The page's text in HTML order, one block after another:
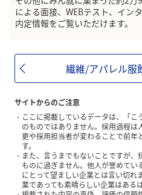
による面接、WEBテスト、イン
内定情報をご覧いただけます。
繊維/アパレル服
サイトからのご注意
ここに掲載しているデータは、「
のものではありません。採用過程
更や採用担当者が変わることで前年
す。
また、言うまでもないことですが
ものに過ぎません。他人が誉めてい
にとって望ましい企業とは言い切
業であっても素晴らしい企業はあるは